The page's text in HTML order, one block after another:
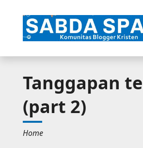
Tanggapan
(part 2)
Home